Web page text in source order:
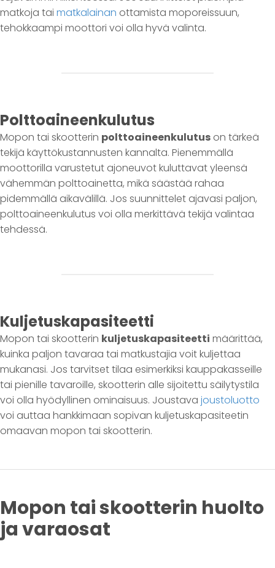
matkoja tai matkalainan ottamista moporeissuun,
tehokkaampi moottori voi olla hyvä valinta.
Polttoaineenkulutus
Mopon tai skootterin polttoaineenkulutus on tärkeä
tekijä käyttökustannusten kannalta. Pienemmällä
moottorilla varustetut ajoneuvot kuluttavat yleensä
vähemmän polttoainetta, mikä säästää rahaa
pidemmällä aikavälillä. Jos suunnittelet ajavasi paljon,
polttoaineenkulutus voi olla merkittävä tekijä valintaa
tehdessä.
Kuljetuskapasiteetti
Mopon tai skootterin kuljetuskapasiteetti määrittää,
kuinka paljon tavaraa tai matkustajia voit kuljettaa
mukanasi. Jos tarvitset tilaa esimerkiksi kauppakasseille
tai pienille tavaroille, skootterin alle sijoitettu säilytystila
voi olla hyödyllinen ominaisuus. Joustava joustoluotto
voi auttaa hankkimaan sopivan kuljetuskapasiteetin
omaavan mopon tai skootterin.
Mopon tai skootterin huolto
ja varaosat